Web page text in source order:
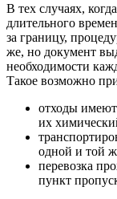
В тех случаях,
длительного
за границу,
же, но документ
необходимости
Такое возможно
отходы
их
одной и той
перевозка
пункт